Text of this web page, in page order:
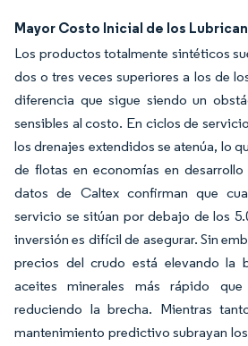
Mayor Costo Inicial de los
Los productos totalmente sintéticos
dos o tres veces superiores a los de
diferencia que sigue siendo un
sensibles al costo. En ciclos de
los drenajes extendidos se atenúa, lo
de flotas en economías en
datos de Caltex confirman que
servicio se sitúan por debajo de los
inversión es difícil de asegurar. Sin
precios del crudo está elevando la
aceites minerales más rápido
reduciendo la brecha. Mientras
mantenimiento predictivo subrayan